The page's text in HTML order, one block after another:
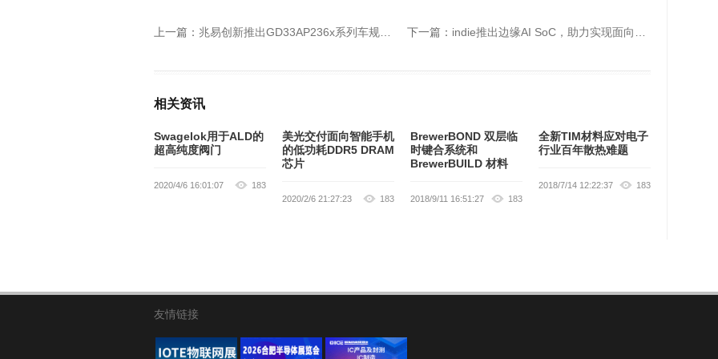
上一篇： 兆易创新推出GD33AP236x系列车规级SBC 下一篇： indie推出边缘AI SoC，助力实现面向汽车和人形机器人应用的更智能的感知系统
相关资讯
Swagelok用于ALD的
超高纯度阀门
2020/4/6 16:01:07 183
美光交付面向智能手机
的低功耗DDR5 DRAM
芯片
2020/2/6 21:27:23 183
BrewerBOND 双层临
时键合系统和
BrewerBUILD 材料
2018/9/11 16:51:27 183
全新TIM材料应对电子
行业百年散热难题
2018/7/14 12:22:37 183
友情链接